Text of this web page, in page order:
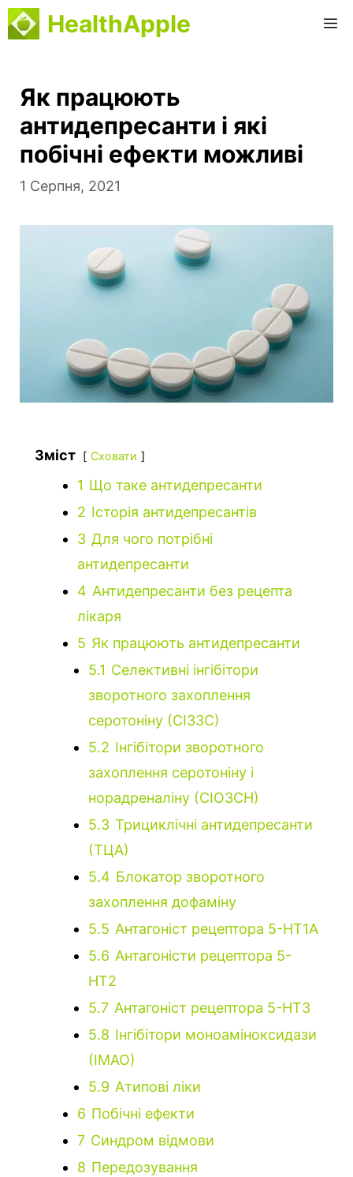
Перейти
до
HealthApple
Як працюють
антидепресанти і які
побічні ефекти можливі
1 Серпня, 2021
Зміст Сховати
1 Що таке антидепресанти
2 Історія антидепресантів
3 Для чого потрібні
антидепресанти
4 Антидепресанти без рецепта
лікаря
5 Як працюють антидепресанти
5.1 Селективні інгібітори
зворотного захоплення
серотоніну (СІЗЗС)
5.2 Інгібітори зворотного
захоплення серотоніну і
норадреналіну (СІОЗСН)
5.3 Трициклічні антидепресанти
(ТЦА)
5.4 Блокатор зворотного
захоплення дофаміну
5.5 Антагоніст рецептора 5-HT1A
5.6 Антагоністи рецептора 5-
HT2
5.7 Антагоніст рецептора 5-HT3
5.8 Інгібітори моноаміноксидази
(ІМАО)
5.9 Атипові ліки
6 Побічні ефекти
7 Синдром відмови
8 Передозування